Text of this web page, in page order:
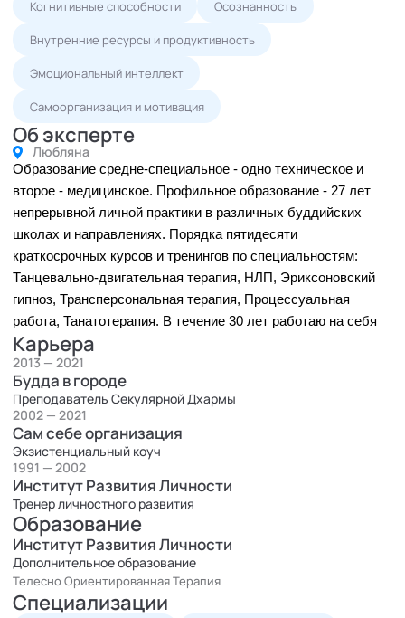
Когнитивные способности Осознанность
Внутренние ресурсы и продуктивность
Эмоциональный интеллект
Самоорганизация и мотивация
Об эксперте
Любляна
Образование средне-специальное - одно техническое и
второе - медицинское. Профильное образование - 27 лет
непрерывной личной практики в различных буддийских
школах и направлениях. Порядка пятидесяти
краткосрочных курсов и тренингов по специальностям:
Танцевально-двигательная терапия, НЛП, Эриксоновский
гипноз, Трансперсональная терапия, Процессуальная
работа, Танатотерапия. В течение 30 лет работаю на себя
Карьера
Сам себе организация
Экзистенциальный коуч
2002 — 2021
Будда в городе
Преподаватель Секулярной Дхармы
2013 — 2021
Институт Развития Личности
Тренер личностного развития
1991 — 2002
Образование
Институт Развития Личности
Дополнительное образование
Телесно Ориентированная Терапия
Специализации